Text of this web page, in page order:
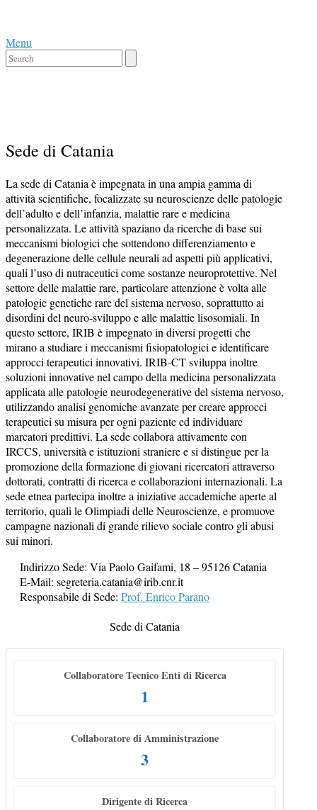
content
Menu
Sede di Catania
La sede di Catania è impegnata in una ampia gamma di
attività scientifiche, focalizzate su neuroscienze delle patologie
dell’adulto e dell’infanzia, malattie rare e medicina
personalizzata. Le attività spaziano da ricerche di base sui
meccanismi biologici che sottendono differenziamento e
degenerazione delle cellule neurali ad aspetti più applicativi,
quali l’uso di nutraceutici come sostanze neuroprotettive. Nel
settore delle malattie rare, particolare attenzione è volta alle
patologie genetiche rare del sistema nervoso, soprattutto ai
disordini del neuro-sviluppo e alle malattie lisosomiali. In
questo settore, IRIB è impegnato in diversi progetti che
mirano a studiare i meccanismi fisiopatologici e identificare
approcci terapeutici innovativi. IRIB-CT sviluppa inoltre
soluzioni innovative nel campo della medicina personalizzata
applicata alle patologie neurodegenerative del sistema nervoso,
utilizzando analisi genomiche avanzate per creare approcci
terapeutici su misura per ogni paziente ed individuare
marcatori predittivi. La sede collabora attivamente con
IRCCS, università e istituzioni straniere e si distingue per la
promozione della formazione di giovani ricercatori attraverso
dottorati, contratti di ricerca e collaborazioni internazionali. La
sede etnea partecipa inoltre a iniziative accademiche aperte al
territorio, quali le Olimpiadi delle Neuroscienze, e promuove
campagne nazionali di grande rilievo sociale contro gli abusi
sui minori.
Indirizzo Sede: Via Paolo Gaifami, 18 – 95126 Catania
E-Mail: segreteria.catania@irib.cnr.it
Responsabile di Sede: Prof. Enrico Parano
Sede di Catania
Collaboratore Tecnico Enti di Ricerca
1
Collaboratore di Amministrazione
3
Dirigente di Ricerca